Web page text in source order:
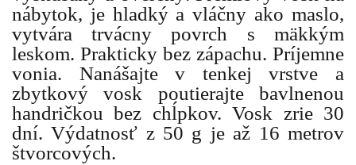
nábytok, je hladký a vláčny ako maslo,
vytvára trvácny povrch s mäkkým
leskom. Prakticky bez zápachu. Príjemne
vonia. Nanášajte v tenkej vrstve a
zbytkový vosk poutierajte bavlnenou
handričkou bez chĺpkov. Vosk zrie 30
dní. Výdatnosť z 50 g je až 16 metrov
štvorcových.